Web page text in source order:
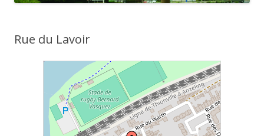
Rue du Lavoir